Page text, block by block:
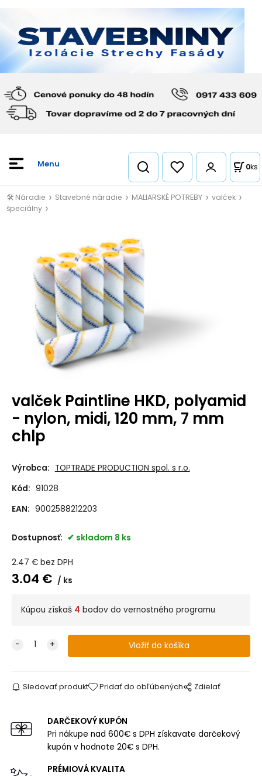
0ks
🛠️ Náradie Stavebné náradie MALIARSKÉ POTREBY
valček
špeciálny
valček Paintline HKD, polyamid
- nylon, midi, 120 mm, 7 mm
chlp
Výrobca: TOPTRADE PRODUCTION spol. s r.o.
Kód: 91028
EAN: 9002588212203
Dostupnosť: skladom 8 ks
2.47 € bez DPH
3.04 € ks
Kúpou získaš 4 bodov do vernostného programu
Sledovať produkt Pridať do obľúbených Zdielať
DARČEKOVÝ KUPÓN
Pri nákupe nad 600€ s DPH získavate darčekový
kupón v hodnote 20€ s DPH.
PRÉMIOVÁ KVALITA